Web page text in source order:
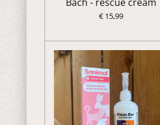
€ 15,99